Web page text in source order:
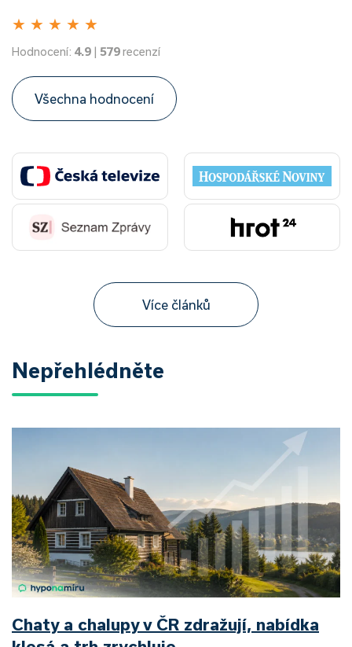
★ ★ ★ ★ ★
Hodnocení: 4.9 | 579recenzí
Všechna hodnocení
Více článků
Nepřehlédněte
Chaty a chalupy v ČR zdražují, nabídka